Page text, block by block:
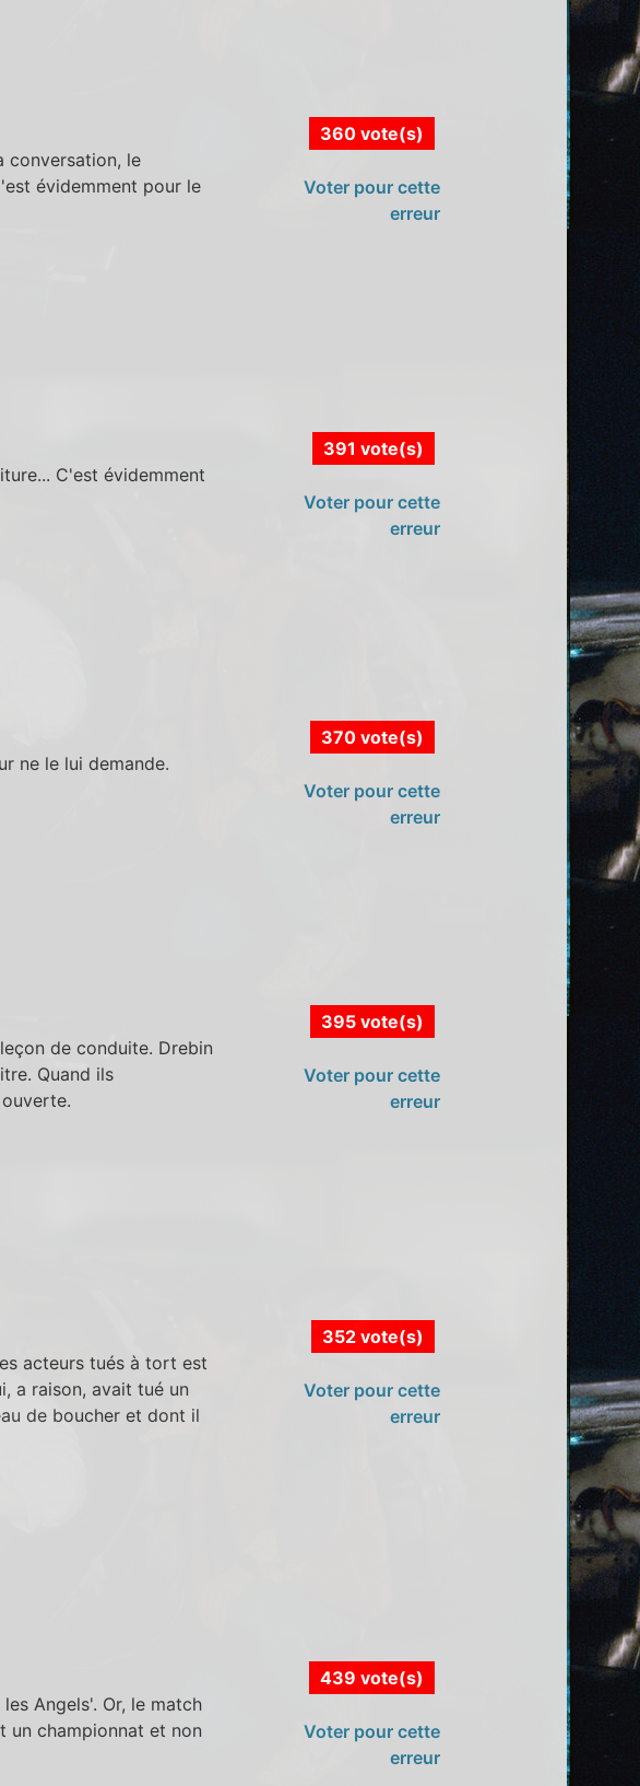
conversation, le
évidemment pour le
360 vote(s)
Voter pour cette
erreur
C'est évidemment
391 vote(s)
Voter pour cette
erreur
ne le lui demande.
370 vote(s)
Voter pour cette
erreur
de conduite. Drebin
Quand ils
395 vote(s)
Voter pour cette
erreur
acteurs tués à tort est
a raison, avait tué un
de boucher et dont il
352 vote(s)
Voter pour cette
erreur
Angels'. Or, le match
un championnat et non
439 vote(s)
Voter pour cette
erreur